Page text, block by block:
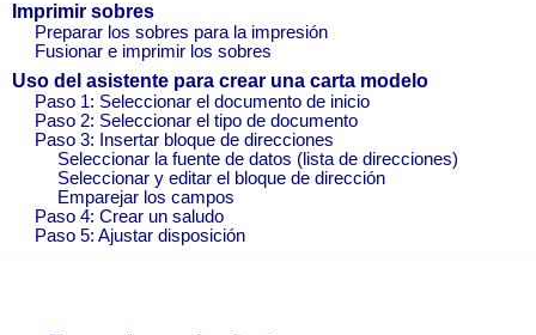
Imprimir sobres
Preparar los sobres para la impresión
Fusionar e imprimir los sobres
Uso del asistente para crear una carta modelo
Paso 1: Seleccionar el documento de inicio
Paso 2: Seleccionar el tipo de documento
Paso 3: Insertar bloque de direcciones
Seleccionar la fuente de datos (lista de direcciones)
Seleccionar y editar el bloque de dirección
Emparejar los campos
Paso 4: Crear un saludo
Paso 5: Ajustar disposición